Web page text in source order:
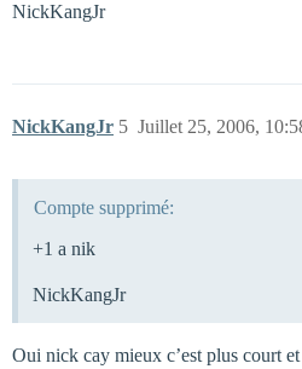
NickKangJr
NickKangJr Juillet 25, 2006,
5
Compte supprimé:
+1 a nik
NickKangJr
Oui nick cay mieux c’est plus court